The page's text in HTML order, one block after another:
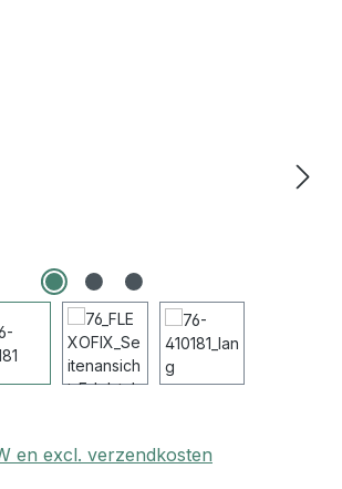
en excl. verzendkosten